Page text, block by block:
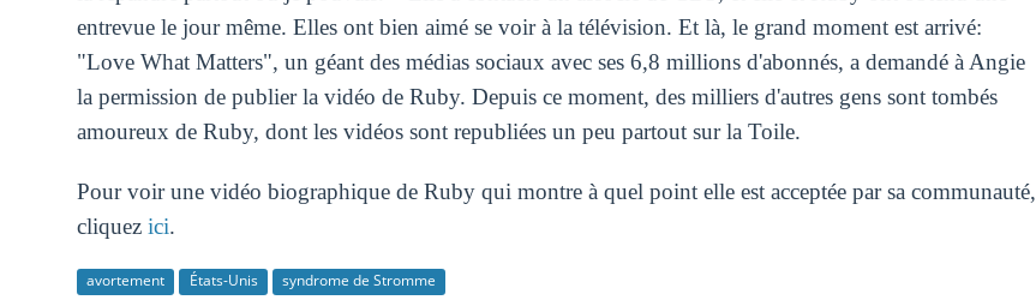
entrevue le jour même. Elles ont bien aimé se voir à la télévision. Et là, le grand moment est arrivé:
"Love What Matters", un géant des médias sociaux avec ses 6,8 millions d'abonnés, a demandé à Angie
la permission de publier la vidéo de Ruby. Depuis ce moment, des milliers d'autres gens sont tombés
amoureux de Ruby, dont les vidéos sont republiées un peu partout sur la Toile.
Pour voir une vidéo biographique de Ruby qui montre à quel point elle est acceptée par sa communauté,
cliquez ici.
avortement États-Unis syndrome de Stromme